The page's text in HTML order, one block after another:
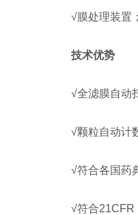
√膜处理装置
技术优势
√全滤膜自动
√颗粒自动计
√符合各国药
√符合21CFR